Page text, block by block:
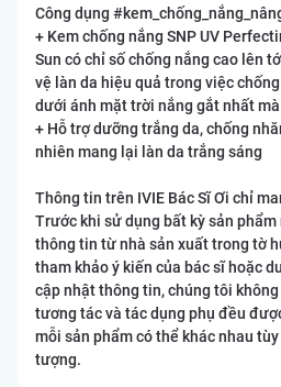
Công dụng
+ Kem chống nắng SNP UV
Sun có chỉ số chống nắng cao lên
vệ làn da hiệu quả trong việc
dưới ánh mặt trời nắng gắt nhất
+ Hỗ trợ dưỡng trắng da, chống
nhiên mang lại làn da trắng sáng
Thông tin trên IVIE Bác Sĩ Ơi chỉ
Trước khi sử dụng bất kỳ sản phẩm
thông tin từ nhà sản xuất trong tờ
tham khảo ý kiến của bác sĩ hoặc
cập nhật thông tin, chúng tôi
tương tác và tác dụng phụ đều
mỗi sản phẩm có thể khác nhau
tượng.